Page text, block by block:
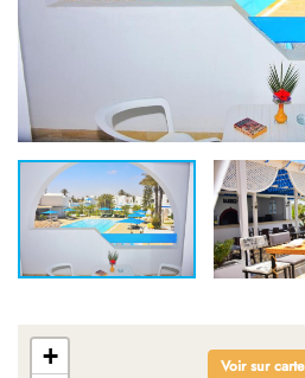
+
Voir sur carte